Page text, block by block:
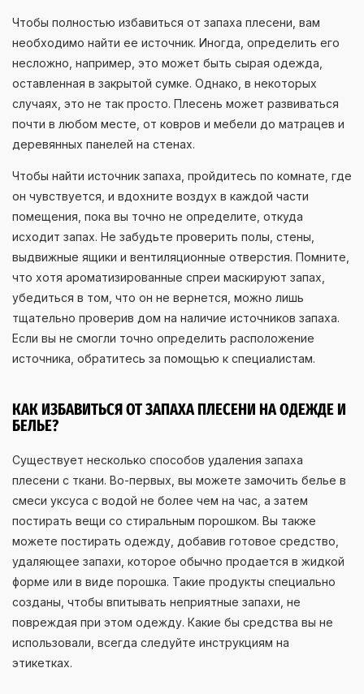
Чтобы полностью избавиться от запаха плесени, вам
необходимо найти ее источник. Иногда, определить его
несложно, например, это может быть сырая одежда,
оставленная в закрытой сумке. Однако, в некоторых
случаях, это не так просто. Плесень может развиваться
почти в любом месте, от ковров и мебели до матрацев и
деревянных панелей на стенах.
Чтобы найти источник запаха, пройдитесь по комнате, где
он чувствуется, и вдохните воздух в каждой части
помещения, пока вы точно не определите, откуда
исходит запах. Не забудьте проверить полы, стены,
выдвижные ящики и вентиляционные отверстия. Помните,
что хотя ароматизированные спреи маскируют запах,
убедиться в том, что он не вернется, можно лишь
тщательно проверив дом на наличие источников запаха.
Если вы не смогли точно определить расположение
источника, обратитесь за помощью к специалистам.
КАК ИЗБАВИТЬСЯ ОТ ЗАПАХА ПЛЕСЕНИ НА ОДЕЖДЕ И
БЕЛЬЕ?
Существует несколько способов удаления запаха
плесени с ткани. Во-первых, вы можете замочить белье в
смеси уксуса с водой не более чем на час, а затем
постирать вещи со стиральным порошком. Вы также
можете постирать одежду, добавив готовое средство,
удаляющее запахи, которое обычно продается в жидкой
форме или в виде порошка. Такие продукты специально
созданы, чтобы впитывать неприятные запахи, не
повреждая при этом одежду. Какие бы средства вы не
использовали, всегда следуйте инструкциям на
этикетках.